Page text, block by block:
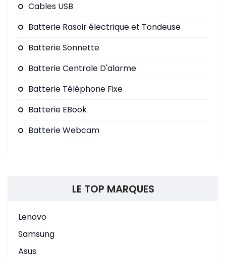
Cables USB
Batterie Rasoir électrique et Tondeuse
Batterie Sonnette
Batterie Centrale D'alarme
Batterie Téléphone Fixe
Batterie EBook
Batterie Webcam
LE TOP MARQUES
Lenovo
Samsung
Asus